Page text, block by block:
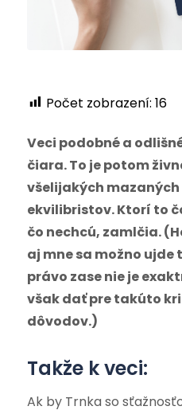
Počet zobrazení: 16
Veci podobné a
čiara. To je potom
všelijakých
ekvilibristov. Ktorí to
čo nechcú, zamlčia.
aj mne sa možno
právo zase nie je
však dať pre takúto
dôvodov.)
Takže k veci:
Ak by Trnka so